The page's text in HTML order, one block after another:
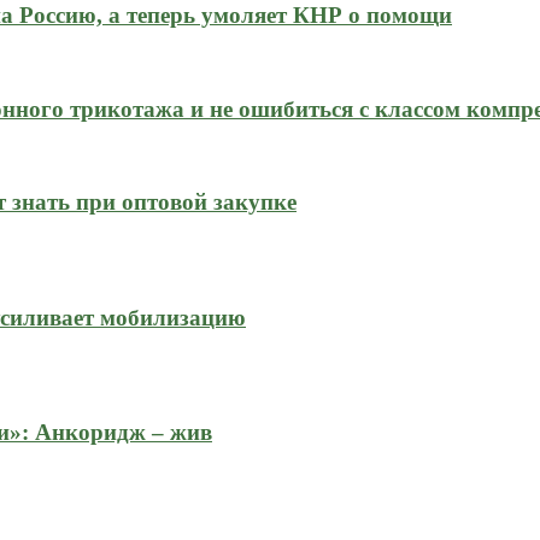
Россию, а теперь умоляет КНР о помощи
трикотажа и не ошибиться с классом
при оптовой закупке
мобилизацию
Анкоридж – жив